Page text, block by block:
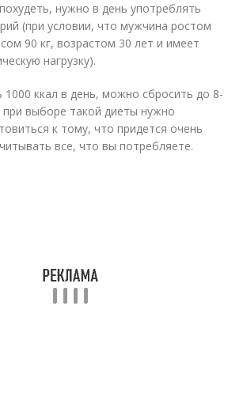
нужно в день употреблять
(при условии, что мужчина ростом
90 кг, возрастом 30 лет и имеет
нагрузку).
1000 ккал в день, можно сбросить до 8-
при выборе такой диеты нужно
к тому, что придется очень
все, что вы потребляете.